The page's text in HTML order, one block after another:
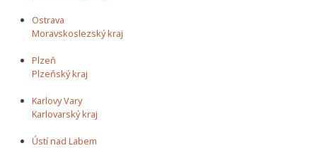
Ostrava
Moravskoslezský kraj
Plzeň
Plzeňský kraj
Karlovy Vary
Karlovarský kraj
Ústí nad Labem